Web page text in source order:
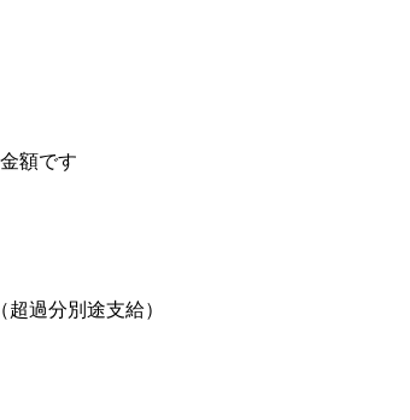
額です
過分別途支給）